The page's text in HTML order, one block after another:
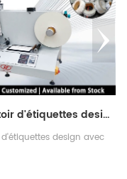
Nouveau comptoir d'étiquettes design avec guide Web
design avec